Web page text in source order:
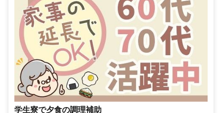
学生寮で夕食の調理補助